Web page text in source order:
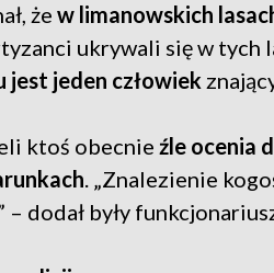
że w limanowskich
ukrywali się w tych
jest jeden człowiek
ktoś obecnie źle ocenia
. „Znalezienie
– dodał były